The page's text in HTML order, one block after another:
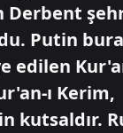
Derbent
Putin
edilen
ı Kerim,
kutsaldır.